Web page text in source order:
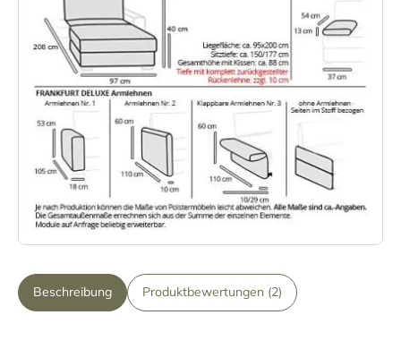
Beschreibung Produktbewertungen (2)